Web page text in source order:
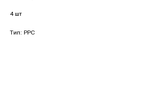
4 шт
Тип: РРС